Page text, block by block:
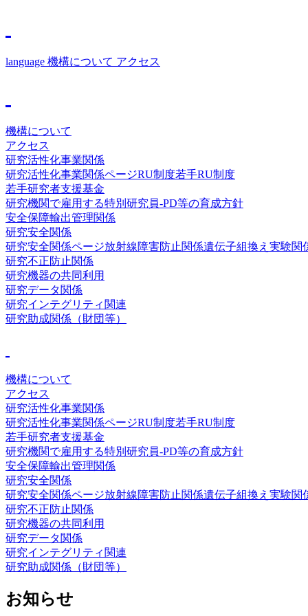
language 機構について アクセス
機構について
アクセス
研究活性化事業関係
研究活性化事業関係ページRU制度若手RU制度
若手研究者支援基金
研究機関で雇用する特別研究員-PD等の育成方針
安全保障輸出管理関係
研究安全関係
研究安全関係ページ放射線障害防止関係遺伝子組換え実験関
研究不正防止関係
研究機器の共同利用
研究データ関係
研究インテグリティ関連
研究助成関係（財団等）
機構について
アクセス
研究活性化事業関係
研究活性化事業関係ページRU制度若手RU制度
若手研究者支援基金
研究機関で雇用する特別研究員-PD等の育成方針
安全保障輸出管理関係
研究安全関係
研究安全関係ページ放射線障害防止関係遺伝子組換え実験関
研究不正防止関係
研究機器の共同利用
研究データ関係
研究インテグリティ関連
研究助成関係（財団等）
お知らせ